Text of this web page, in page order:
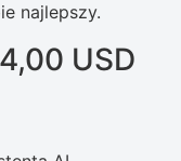
najlepszy.
USD